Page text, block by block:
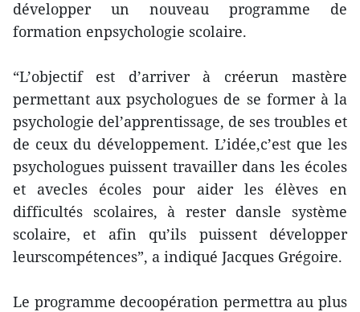
développer un nouveau programme de
formation enpsychologie scolaire.
“L’objectif est d’arriver à créerun mastère
permettant aux psychologues de se former à la
psychologie del’apprentissage, de ses troubles et
de ceux du développement. L’idée,c’est que les
psychologues puissent travailler dans les écoles
et avecles écoles pour aider les élèves en
difficultés scolaires, à rester dansle système
scolaire, et afin qu’ils puissent développer
leurscompétences”, a indiqué Jacques Grégoire.
Le programme decoopération permettra au plus